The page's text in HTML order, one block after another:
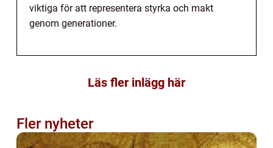
viktiga för att representera styrka och makt
genom generationer.
Läs fler inlägg här
Fler nyheter